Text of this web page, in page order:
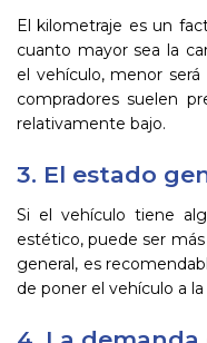
El kilometraje es un
cuanto mayor sea la
el vehículo, menor
compradores suelen
relativamente bajo.
3. El estado
Si el vehículo tiene
estético, puede ser
general, es
de poner el vehículo a